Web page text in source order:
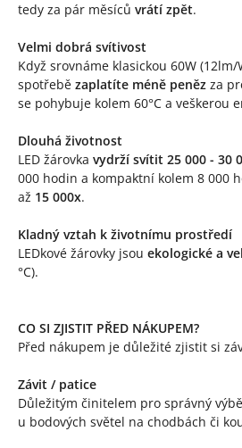
tedy za pár měsíců vrátí zpět.
Velmi dobrá svítivost
Když srovnáme klasickou 60W
spotřebě zaplatíte méně peněz za
se pohybuje kolem 60°C a veškerou
Dlouhá životnost
LED žárovka vydrží svítit 25 000 - 30
000 hodin a kompaktní kolem 8 000
až 15 000x.
Kladný vztah k životnímu prostředí
LEDkové žárovky jsou ekologické a
°C).
CO SI ZJISTIT PŘED NÁKUPEM?
Před nákupem je důležité zjistit si
Závit / patice
Důležitým činitelem pro správný
u bodových světel na chodbách či